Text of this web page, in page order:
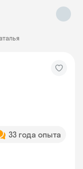
33 года опыта